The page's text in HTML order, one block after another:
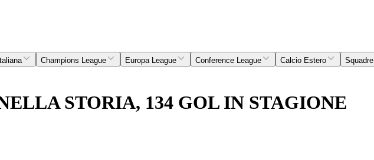
Champions League Europa League Conference League Calcio Estero Squadre
STORIA, 134 GOL IN STAGIONE